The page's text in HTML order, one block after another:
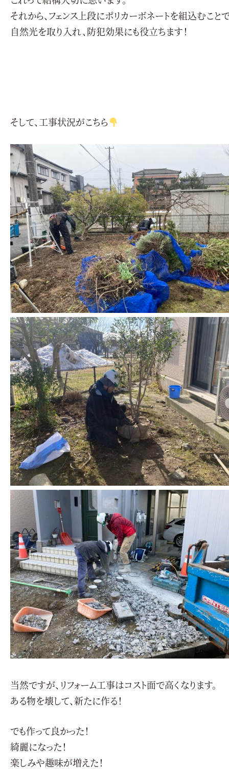
それから、フェンス上段にポリカーボネートを組込むことで
自然光を取り入れ、防犯効果にも役立ちます！
そして、工事状況がこちら
当然ですが、リフォーム工事はコスト面で高くなります。
ある物を壊して、新たに作る！
でも作って良かった！
綺麗になった！
楽しみや趣味が増えた！